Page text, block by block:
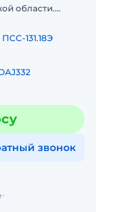
области.
131.18Э
звонок